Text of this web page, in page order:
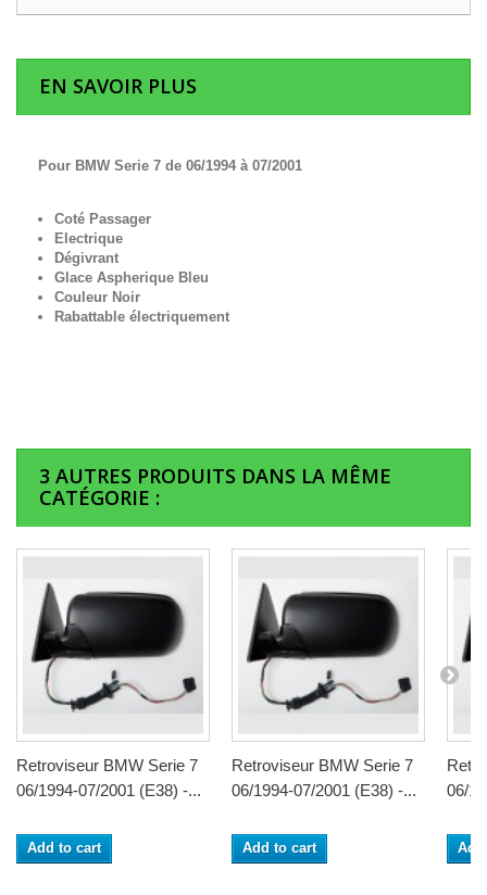
EN SAVOIR PLUS
Pour BMW Serie 7 de 06/1994 à 07/2001
Coté Passager
Electrique
Dégivrant
Glace Aspherique Bleu
Couleur Noir
Rabattable électriquement
3 AUTRES PRODUITS DANS LA MÊME
CATÉGORIE :
Retroviseur BMW Serie 7
06/1994-07/2001 (E38) -...
Add to cart
Retroviseur BMW Serie 7
06/1994-07/2001 (E38) -...
Add to cart
06/